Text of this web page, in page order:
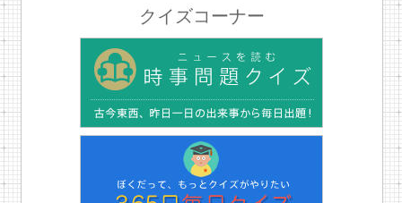
クイズコーナー